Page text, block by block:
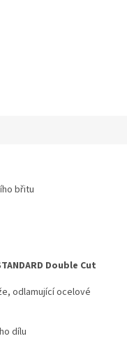
břitu
Double Cut
odlamující ocelové
dílu